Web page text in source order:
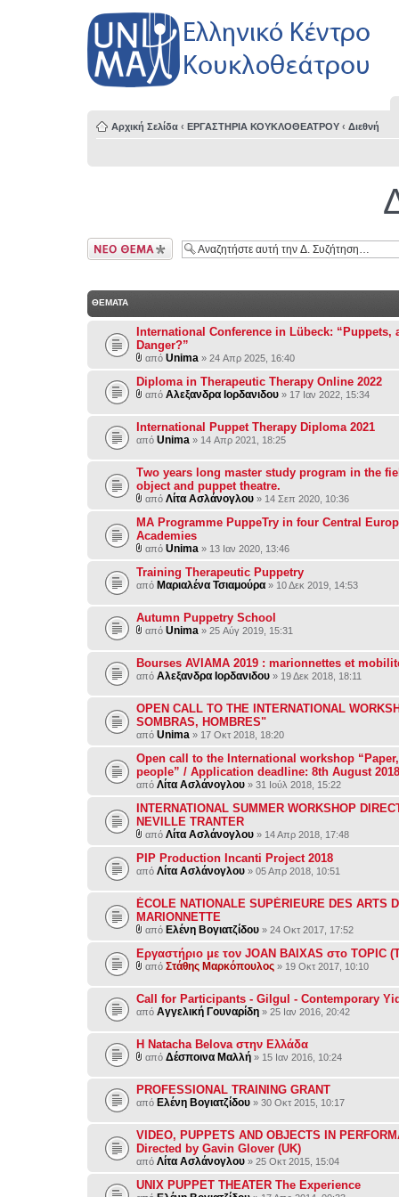
Αρχική Σελίδα ‹ ΕΡΓΑΣΤΗΡΙΑ ΚΟΥΚΛΟΘΕΑΤΡΟΥ ‹ Διεθνή
Δημιουργία νέου
θέματος
ΘΕΜΑΤΑ
International Conference in Lübeck: “Puppets,
Danger?”
από Unima » 24 Απρ 2025, 16:40
Diploma in Therapeutic Therapy Online 2022
από Αλεξανδρα Ιορδανιδου » 17 Ιαν 2022, 15:34
International Puppet Therapy Diploma 2021
από Unima » 14 Απρ 2021, 18:25
Τwo years long master study program in the
object and puppet theatre.
από Λίτα Ασλάνογλου » 14 Σεπ 2020, 10:36
MA Programme PuppeTry in four Central
Academies
από Unima » 13 Ιαν 2020, 13:46
Training Therapeutic Puppetry
από Μαριαλένα Τσιαμούρα » 10 Δεκ 2019, 14:53
Autumn Puppetry School
από Unima » 25 Αύγ 2019, 15:31
Bourses AVIAMA 2019 : marionnettes et
από Αλεξανδρα Ιορδανιδου » 19 Δεκ 2018, 18:11
OPEN CALL TO THE INTERNATIONAL
SOMBRAS, HOMBRES"
από Unima » 17 Οκτ 2018, 18:20
Open call to the International workshop
people” / Application deadline: 8th August 2018
από Λίτα Ασλάνογλου » 31 Ιούλ 2018, 15:22
INTERNATIONAL SUMMER WORKSHOP
NEVILLE TRANTER
από Λίτα Ασλάνογλου » 14 Απρ 2018, 17:48
PIP Production Incanti Project 2018
από Λίτα Ασλάνογλου » 05 Απρ 2018, 10:51
ÉCOLE NATIONALE SUPÉRIEURE DES ARTS
MARIONNETTE
από Ελένη Βογιατζίδου » 24 Οκτ 2017, 17:52
Εργαστήριο με τον JOAN BAIXAS στο TOPIC
από Στάθης Μαρκόπουλος » 19 Οκτ 2017, 10:10
Call for Participants - Gilgul - Contemporary
από Αγγελική Γουναρίδη » 25 Ιαν 2016, 20:42
H Natacha Belova στην Ελλάδα
από Δέσποινα Μαλλή » 15 Ιαν 2016, 10:24
PROFESSIONAL TRAINING GRANT
από Ελένη Βογιατζίδου » 30 Οκτ 2015, 10:17
VIDEO, PUPPETS AND OBJECTS IN
Directed by Gavin Glover (UK)
από Λίτα Ασλάνογλου » 25 Οκτ 2015, 15:04
UNIX PUPPET THEATER The Experience